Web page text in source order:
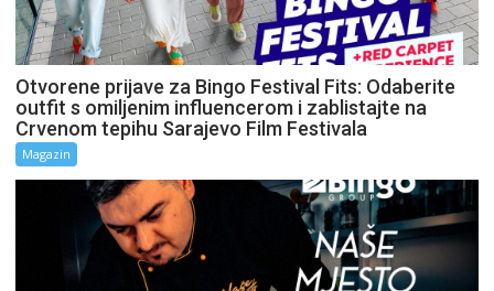
Otvorene prijave za Bingo Festival Fits: Odaberite
outfit s omiljenim influencerom i zablistajte na
Crvenom tepihu Sarajevo Film Festivala
Magazin